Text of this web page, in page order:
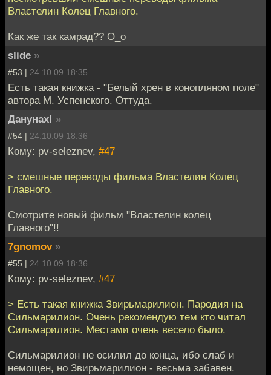
Властелин Колец Главного.
Как же так камрад?? O_o
slide »
#53 | 24.10.09 18:35
Есть такая книжка - "Белый хрен в конопляном поле"
автора М. Успенского. Оттуда.
Данунах! »
#54 | 24.10.09 18:36
Кому: pv-seleznev, #47
> смешные переводы фильма Властелин Колец
Главного.
Смотрите новый фильм "Властелин колец
Главного"!!
7gnomov »
#55 | 24.10.09 18:36
Кому: pv-seleznev, #47
> Есть такая книжка Звирьмарилион. Пародия на
Сильмарилион. Очень рекомендую тем кто читал
Сильмарилион. Местами очень весело было.
Сильмарилион не осилил до конца, ибо слаб и
немощен, но Звирьмарилион - весьма забавен.